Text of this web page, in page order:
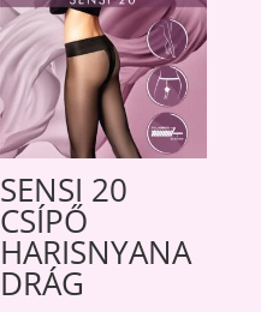
SENSI 20
CSÍPŐ
HARISNYANA
DRÁG